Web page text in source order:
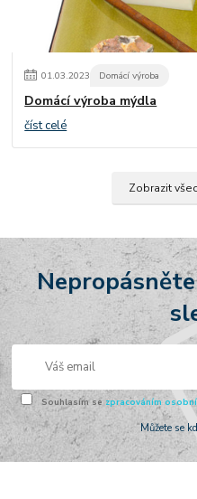
01.03.2023 Domácí výroba
Domácí výroba mýdla
číst celé
Zobrazit
Souhlasím se zpracováním
Můžete se